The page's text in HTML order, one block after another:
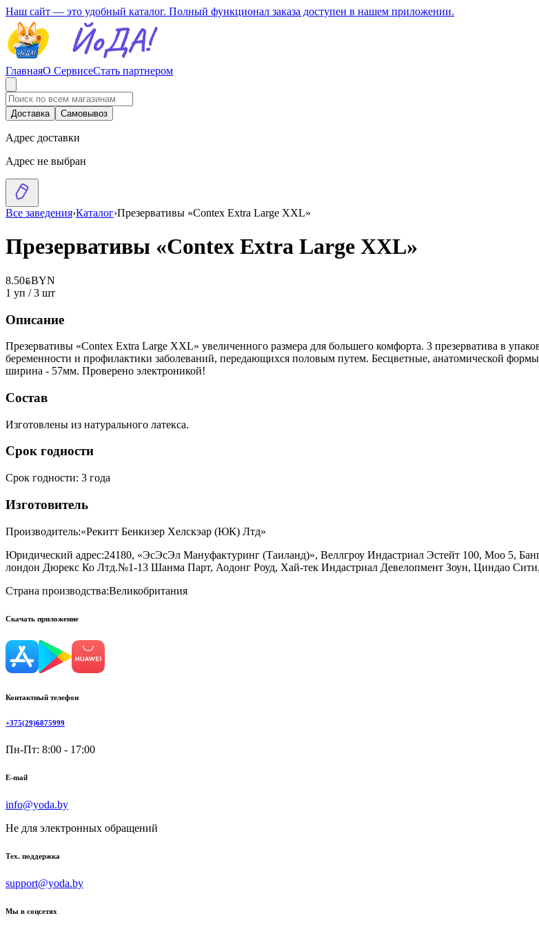
Наш сайт — это удобный каталог. Полный функционал заказа доступен в нашем приложении.
ГлавнаяО СервисеСтать партнером
Доставка Самовывоз
Адрес доставки
Адрес не выбран
Все заведения›Каталог›Презервативы «Contex Extra Large XXL»
Презервативы «Contex Extra Large XXL»
8.50BYNBYN
1 уп / 3 шт
Описание
Презервативы «Contex Extra Large XXL» увеличенного размера для большего комфорта. 3 презерватива в
беременности и профилактики заболеваний, передающихся половым путем. Бесцветные, анатомической
ширина - 57мм. Проверено электроникой!
Состав
Изготовлены из натурального латекса.
Срок годности
Срок годности: 3 года
Изготовитель
Производитель:«Рекитт Бенкизер Хелскэар (ЮК) Лтд»
Юридический адрес:24180, «ЭсЭсЭл Мануфактуринг (Таиланд)», Веллгроу Индастриал Эстейт 100, Моо 5,
лондон Дюрекс Ко Лтд.№1-13 Шанма Парт, Аодонг Роуд, Хай-тек Индастриал Девелопмент Зоун, Циндао
Страна производства:Великобритания
Скачать приложение
Контактный телефон
+375(29)6875999
Пн-Пт: 8:00 - 17:00
E-mail
info@yoda.by
Не для электронных обращений
Тех. поддержка
support@yoda.by
Мы в соцсетях